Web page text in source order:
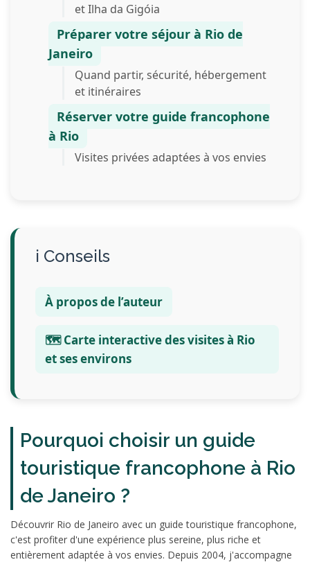
et Ilha da Gigóia
Préparer votre séjour à Rio de
Janeiro
Quand partir, sécurité, hébergement
et itinéraires
Réserver votre guide francophone
à Rio
Visites privées adaptées à vos envies
Conseils
À propos de l’auteur
🗺️ Carte interactive des visites à Rio
et ses environs
Pourquoi choisir un guide
touristique francophone à Rio
de Janeiro ?
Découvrir Rio de Janeiro avec un guide touristique francophone,
c'est profiter d'une expérience plus sereine, plus riche et
entièrement adaptée à vos envies. Depuis 2004, j'accompagne